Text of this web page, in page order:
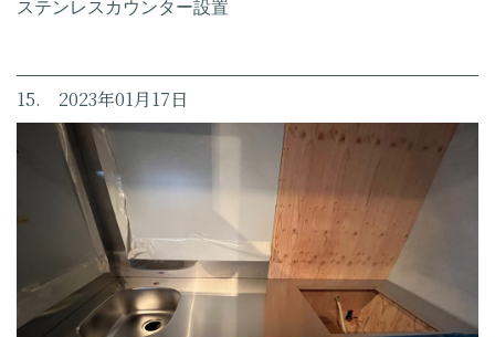
ステンレスカウンター設置
15. 2023年01月17日